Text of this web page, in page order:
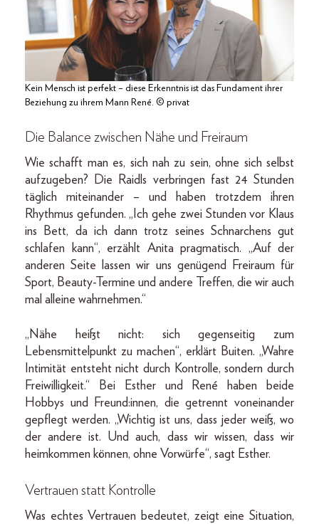
Kein Mensch ist perfekt – diese Erkenntnis ist das Fundament ihrer
Beziehung zu ihrem Mann René. © privat
Die Balance zwischen Nähe und Freiraum
Wie schafft man es, sich nah zu sein, ohne sich selbst
aufzugeben? Die Raidls verbringen fast 24 Stunden
täglich miteinander – und haben trotzdem ihren
Rhythmus gefunden. „Ich gehe zwei Stunden vor Klaus
ins Bett, da ich dann trotz seines Schnarchens gut
schlafen kann“, erzählt Anita pragmatisch. „Auf der
anderen Seite lassen wir uns genügend Freiraum für
Sport, Beauty-Termine und andere Treffen, die wir auch
mal alleine wahrnehmen.“
„Nähe heißt nicht: sich gegenseitig zum
Lebensmittelpunkt zu machen“, erklärt Buiten. „Wahre
Intimität entsteht nicht durch Kontrolle, sondern durch
Freiwilligkeit.“ Bei Esther und René haben beide
Hobbys und Freund:innen, die getrennt voneinander
gepflegt werden. „Wichtig ist uns, dass jeder weiß, wo
der andere ist. Und auch, dass wir wissen, dass wir
heimkommen können, ohne Vorwürfe“, sagt Esther.
Vertrauen statt Kontrolle
Was echtes Vertrauen bedeutet, zeigt eine Situation,